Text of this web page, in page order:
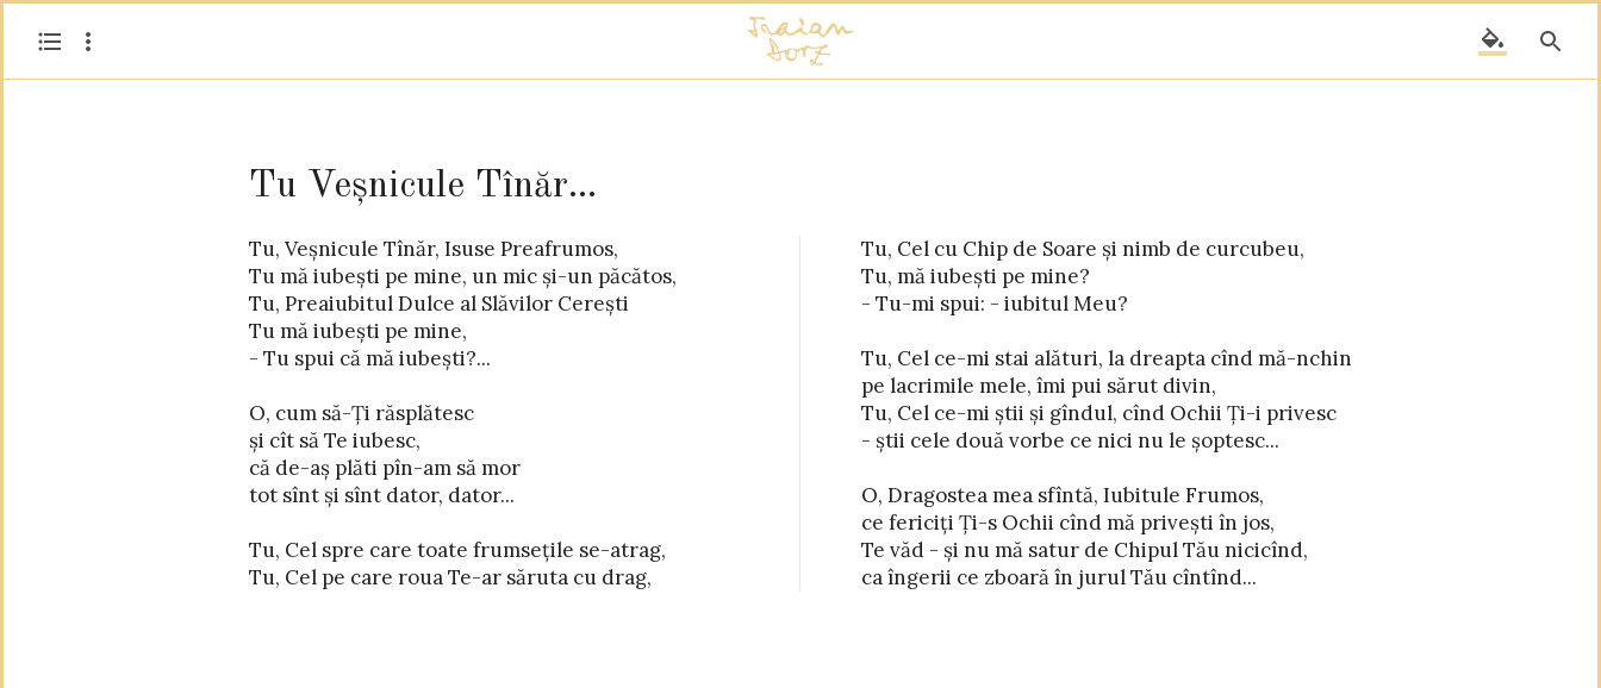
Tu Veșnicule Tînăr...
Tu, Veșnicule Tînăr, Isuse Preafrumos,
Tu mă iubești pe mine, un mic și-un păcătos,
Tu, Preaiubitul Dulce al Slăvilor Cerești
Tu mă iubești pe mine,
- Tu spui că mă iubești?...
O, cum să-Ți răsplătesc
și cît să Te iubesc,
că de-aș plăti pîn-am să mor
tot sînt și sînt dator, dator...
Tu, Cel spre care toate frumsețile se-atrag,
Tu, Cel pe care roua Te-ar săruta cu drag,
Tu, Cel cu Chip de Soare și nimb de curcubeu,
Tu, mă iubești pe mine?
- Tu-mi spui: - iubitul Meu?
Tu, Cel ce-mi stai alături, la dreapta cînd mă-nchin
Tu, Cel ce-mi știi și gîndul, cînd Ochii Ți-i privesc
- știi cele două vorbe ce nici nu le șoptesc...
O, Dragostea mea sfîntă, Iubitule Frumos,
Te văd - și nu mă satur de Chipul Tău nicicînd,